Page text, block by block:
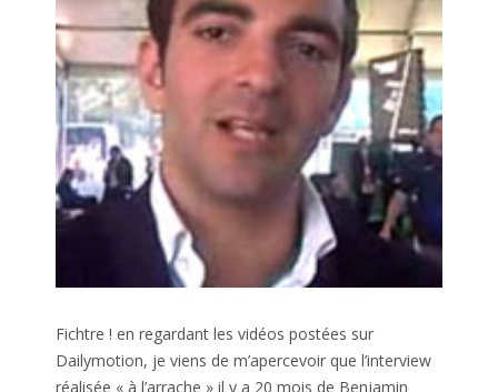
Fichtre ! en regardant les vidéos postées sur
Dailymotion, je viens de m’apercevoir que l’interview
réalisée « à l’arrache » il y a 20 mois de Benjamin